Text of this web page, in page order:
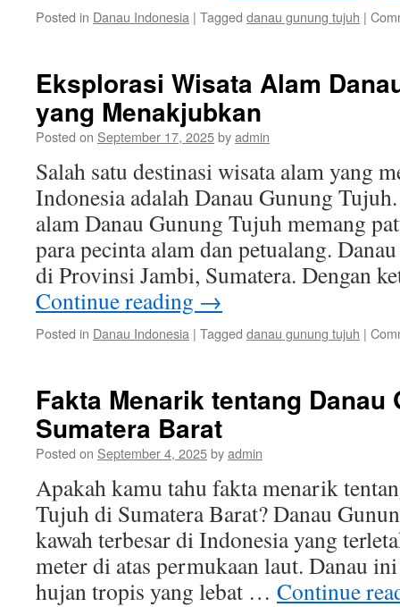
Posted in Danau Indonesia | Tagged danau gunung tujuh |
Eksplorasi Wisata Alam
yang Menakjubkan
Posted on September 17, 2025byadmin
Salah satu destinasi wisata alam yang
Indonesia adalah Danau Gunung
alam Danau Gunung Tujuh memang
para pecinta alam dan petualang.
di Provinsi Jambi, Sumatera. Dengan
Continue reading →
Posted in Danau Indonesia | Tagged danau gunung tujuh |
Fakta Menarik tentang Danau
Sumatera Barat
Posted on September 4, 2025byadmin
Apakah kamu tahu fakta menarik
Tujuh di Sumatera Barat? Danau
kawah terbesar di Indonesia yang
meter di atas permukaan laut. Danau
hujan tropis yang lebat … Continue